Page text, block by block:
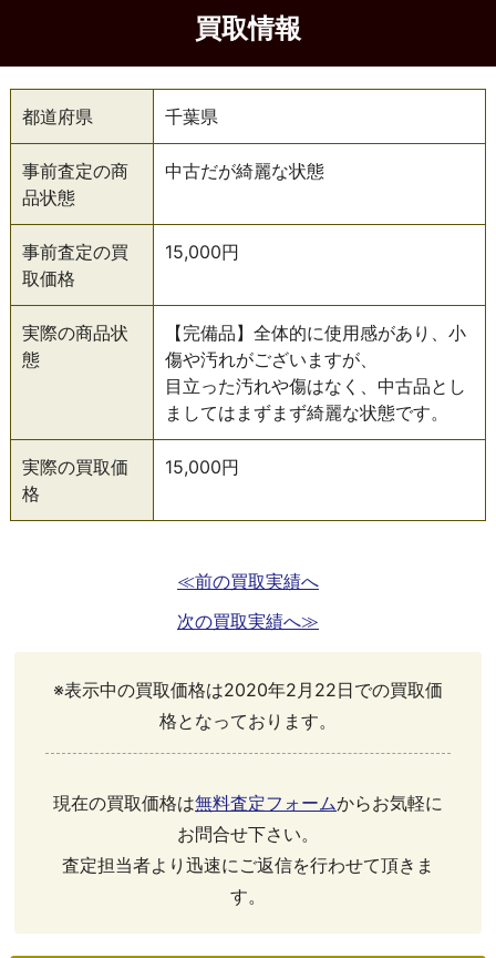
買取情報
都道府県 千葉県
事前査定の商
品状態
中古だが綺麗な状態
事前査定の買
取価格
15,000円
実際の商品状
態
【完備品】全体的に使用感があり、小
傷や汚れがございますが、
目立った汚れや傷はなく、中古品とし
ましてはまずまず綺麗な状態です。
実際の買取価
格
15,000円
≪前の買取実績へ
次の買取実績へ≫
※表示中の買取価格は2020年2月22日での買取価
格となっております。
現在の買取価格は無料査定フォームからお気軽に
お問合せ下さい。
査定担当者より迅速にご返信を行わせて頂きま
す。